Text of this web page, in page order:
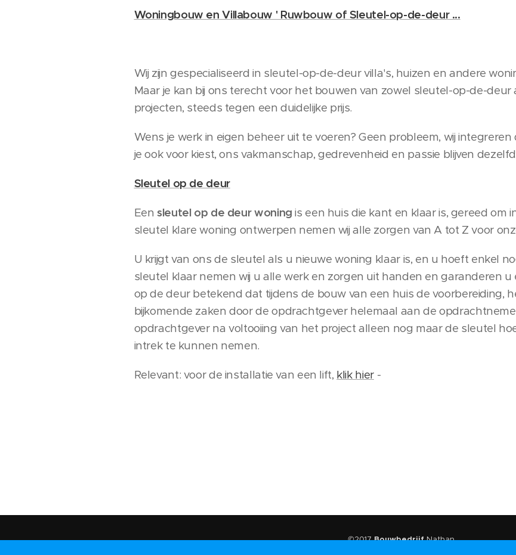
Woningbouw en Villabouw ' Ruwbouw of Sleutel-op-de-deur ...
Wij zijn gespecialiseerd in sleutel-op-de-deur villa's, huizen en andere
Maar je kan bij ons terecht voor het bouwen van zowel sleutel-op-de-
projecten, steeds tegen een duidelijke prijs.
Wens je werk in eigen beheer uit te voeren? Geen probleem, wij
je ook voor kiest, ons vakmanschap, gedrevenheid en passie blijven
Sleutel op de deur
Eensleutel op de deur woning is een huis die kant en klaar is, gereed om
sleutel klare woning ontwerpen nemen wij alle zorgen van A tot Z voor
U krijgt van ons de sleutel als u nieuwe woning klaar is, en u hoeft enkel
sleutel klaar nemen wij u alle werk en zorgen uit handen en garanderen
op de deur betekend dat tijdens de bouw van een huis de voorbereiding,
bijkomende zaken door de opdrachtgever helemaal aan de
opdrachtgever na voltooiing van het project alleen nog maar de sleutel
intrek te kunnen nemen.
Relevant: voor de installatie van een lift, klik hier-
©2017BouwbedrijfNathan